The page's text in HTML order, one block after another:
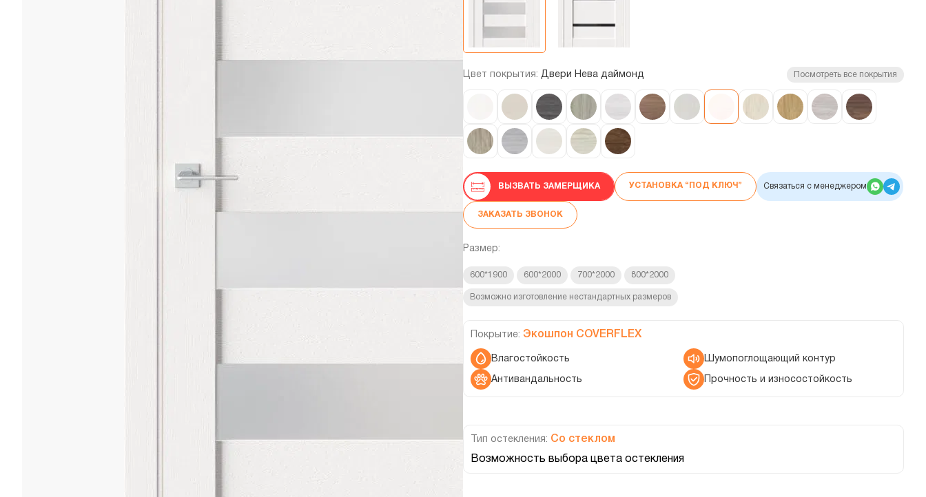
Цвет покрытия: Двери Нева даймонд Посмотреть все покрытия
ВЫЗВАТЬ ЗАМЕРЩИКА УСТАНОВКА “ПОД КЛЮЧ” Связаться с менеджером
ЗАКАЗАТЬ ЗВОНОК
Размер:
600*1900 600*2000 700*2000 800*2000
Возможно изготовление нестандартных размеров
Покрытие: Экошпон COVERFLEX
Влагостойкость Шумопоглощающий контур
Антивандальность Прочность и износостойкость
Тип остекления: Со стеклом
Возможность выбора цвета остекления